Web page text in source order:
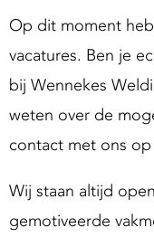
Op dit moment
vacatures. Ben je
bij Wennekes
weten over de
contact met ons op
Wij staan altijd
gemotiveerde